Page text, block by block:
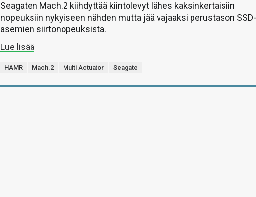
Seagaten Mach.2 kiihdyttää kiintolevyt lähes kaksinkertaisiin
nopeuksiin nykyiseen nähden mutta jää vajaaksi perustason SSD-
asemien siirtonopeuksista.
Lue lisää
HAMR Mach.2 Multi Actuator Seagate